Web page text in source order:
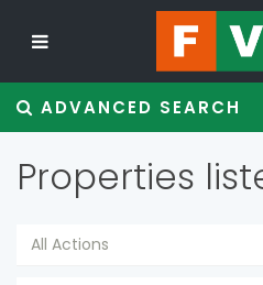
ADVANCED SEARCH
Properties
All Actions